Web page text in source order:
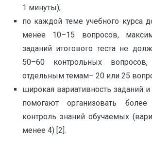
1 минуты);
по каждой теме учебного курса
менее 10–15 вопросов,
заданий итогового теста не
50–60 контрольных
отдельным темам– 20 или 25
широкая вариативность заданий
помогают организовать
контроль знаний обучаемых
менее 4) [2].